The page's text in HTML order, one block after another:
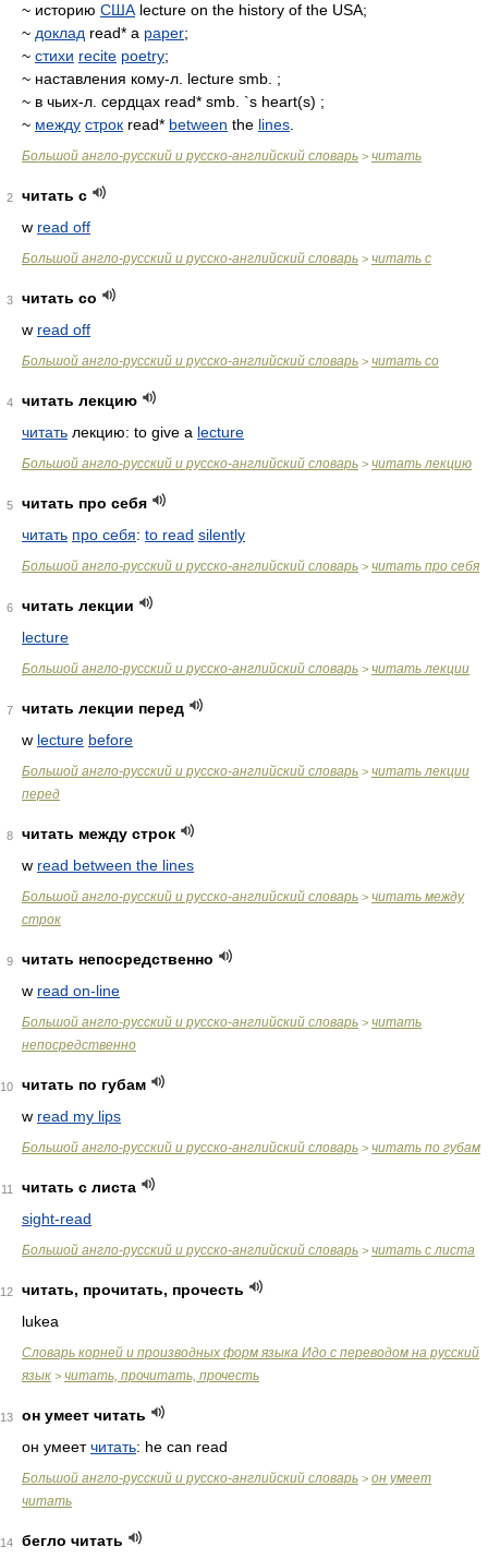
~ историю США lecture on the history of the USA;
~ доклад read* a paper;
~ стихи recite poetry;
~ наставления кому-л. lecture smb. ;
~ в чьих-л. сердцах read* smb. `s heart(s) ;
~ между строк read* between the lines
Большой англо-русский и русско-английский словарь > читать
2
читать с
w read off
Большой англо-русский и русско-английский словарь > читать с
3
читать со
w read off
Большой англо-русский и русско-английский словарь > читать со
4
читать лекцию
читать лекцию: to give a lecture
Большой англо-русский и русско-английский словарь > читать лекцию
5
читать про себя
читать про себя: to read silently
Большой англо-русский и русско-английский словарь > читать про себя
6
читать лекции
lecture
Большой англо-русский и русско-английский словарь > читать лекции
7
читать лекции перед
w lecture before
Большой англо-русский и русско-английский словарь > читать лекции
перед
8
читать между строк
w read between the lines
Большой англо-русский и русско-английский словарь > читать между
строк
9
читать непосредственно
w read on-line
Большой англо-русский и русско-английский словарь > читать
непосредственно
10
читать по губам
w read my lips
Большой англо-русский и русско-английский словарь > читать по губам
11
читать с листа
sight-read
Большой англо-русский и русско-английский словарь > читать с листа
12
читать, прочитать, прочесть
lukea
Словарь корней и производных форм языка Идо с переводом на русский
язык > читать, прочитать, прочесть
13
он умеет читать
он умеетчитать: he can read
Большой англо-русский и русско-английский словарь > он умеет
читать
14 бегло читать